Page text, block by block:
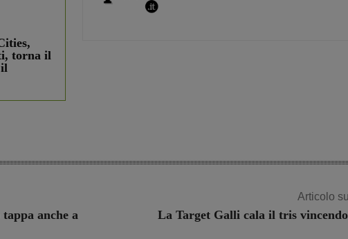
torna il
anche a
Articolo
La Target Galli cala il tris